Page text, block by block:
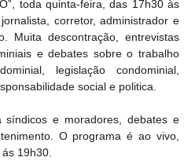
toda quinta-feira, das 17h30 às
corretor, administrador e
Muita descontração, entrevistas
e debates sobre o trabalho
legislação condominial,
social e politica.
e moradores, debates e
O programa é ao vivo,
19h30.